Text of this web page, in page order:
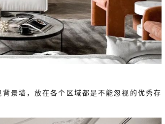
背景墙，放在各个区域都是不能忽视的优秀存